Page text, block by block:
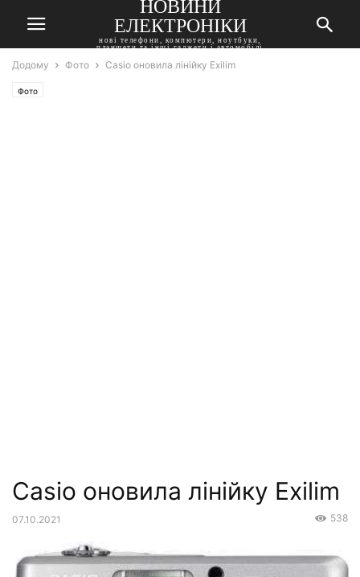
НОВИНИ
ЕЛЕКТРОНІКИ
нові телефони, компютери, ноутбуки,
планшети та інші гаджети і автомобілі
Додому Фото Casio оновила лінійку Exilim
Фото
Casio оновила лінійку Exilim
07.10.2021 538